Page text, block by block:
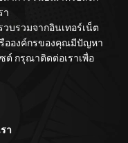
า
บรวมจากอินเทอร์เน็ต
อองค์กรของคุณมีปัญหา
ต์ กรุณาติดต่อเราเพื่อ
า